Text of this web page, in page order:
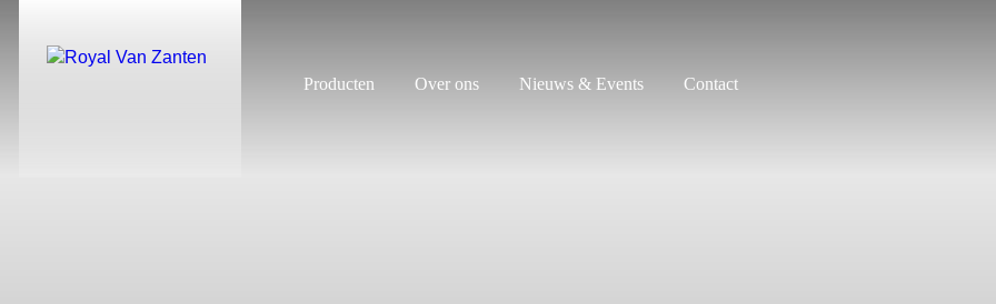
Producten Over ons Nieuws & Events Contact